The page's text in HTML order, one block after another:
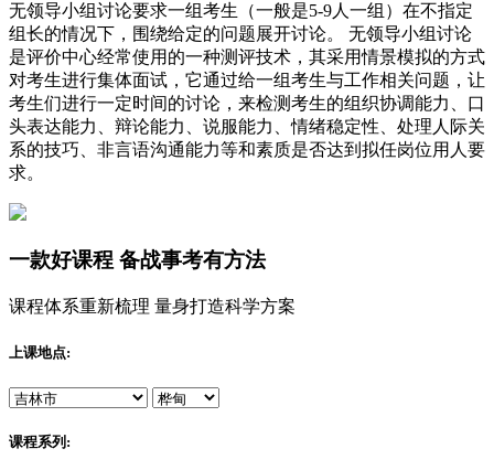
无领导小组讨论要求一组考生（一般是5-9人一组）在不指定
组长的情况下，围绕给定的问题展开讨论。 无领导小组讨论
是评价中心经常使用的一种测评技术，其采用情景模拟的方式
对考生进行集体面试，它通过给一组考生与工作相关问题，让
考生们进行一定时间的讨论，来检测考生的组织协调能力、口
头表达能力、辩论能力、说服能力、情绪稳定性、处理人际关
系的技巧、非言语沟通能力等和素质是否达到拟任岗位用人要
求。
一款好课程 备战事考有方法
课程体系重新梳理 量身打造科学方案
上课地点:
课程系列: